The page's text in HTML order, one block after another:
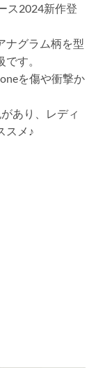
ス2024新作登
ナグラム柄を型
す。
を傷や衝撃か
あり、レディ
スメ♪